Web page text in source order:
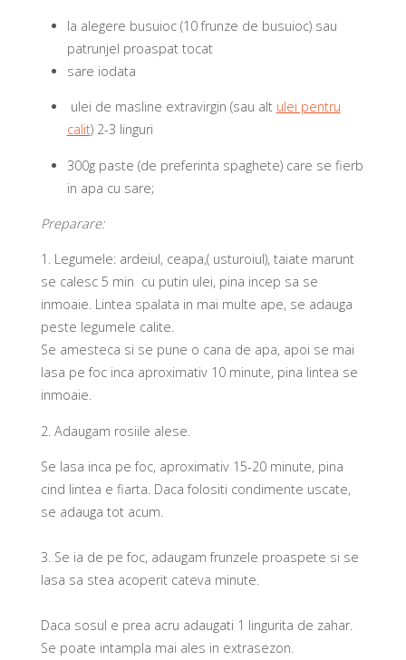
la alegere busuioc (10 frunze de busuioc) sau
patrunjel proaspat tocat
sare iodata
ulei de masline extravirgin (sau alt ulei pentru
calit) 2-3 linguri
300g paste (de preferinta spaghete) care se fierb
in apa cu sare;
Preparare:
1.Legumele: ardeiul, ceapa,( usturoiul), taiate marunt
se calesc 5 min cu putin ulei, pina incep sa se
inmoaie. Lintea spalata in mai multe ape, se adauga
peste legumele calite.
Se amesteca si se pune o cana de apa, apoi se mai
lasa pe foc inca aproximativ 10 minute, pina lintea se
inmoaie.
2. Adaugam rosiile alese.
Se lasa inca pe foc, aproximativ 15-20 minute, pina
cind lintea e fiarta. Daca folositi condimente uscate,
se adauga tot acum.
3.Se ia de pe foc, adaugam frunzele proaspete si se
lasa sa stea acoperit cateva minute.
Daca sosul e prea acru adaugati 1 lingurita de zahar.
Se poate intampla mai ales in extrasezon.